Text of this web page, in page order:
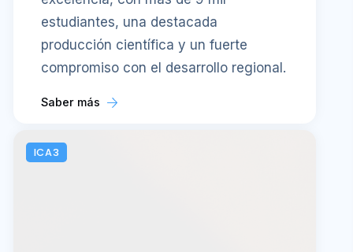
estudiantes, una destacada
producción científica y un fuerte
compromiso con el desarrollo regional.
Saber más
ICA3